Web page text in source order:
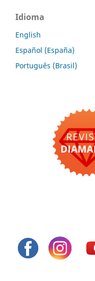
Idioma
English
Español (España)
Português (Brasil)